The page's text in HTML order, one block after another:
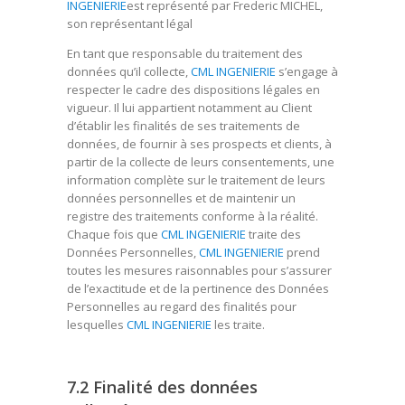
INGENIERIEest représenté par Frederic MICHEL,
son représentant légal
En tant que responsable du traitement des
données qu’il collecte,CML INGENIERIE s’engage à
respecter le cadre des dispositions légales en
vigueur. Il lui appartient notamment au Client
d’établir les finalités de ses traitements de
données, de fournir à ses prospects et clients, à
partir de la collecte de leurs consentements, une
information complète sur le traitement de leurs
données personnelles et de maintenir un
registre des traitements conforme à la réalité.
Chaque fois que CML INGENIERIE traite des
Données Personnelles,CML INGENIERIE prend
toutes les mesures raisonnables pour s’assurer
de l’exactitude et de la pertinence des Données
Personnelles au regard des finalités pour
lesquelles CML INGENIERIE les traite.
7.2 Finalité des données